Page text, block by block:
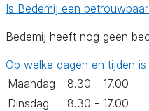
Is Bedemij een
Bedemij heeft nog geen
Op welke dagen en tijden
Maandag
8.30 - 17.00
Dinsdag
8.30 - 17.00